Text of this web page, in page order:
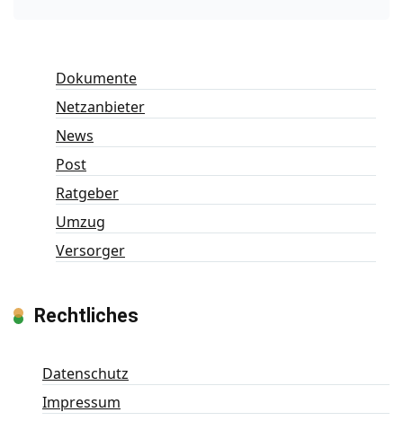
Dokumente
Netzanbieter
News
Post
Ratgeber
Umzug
Versorger
Rechtliches
Datenschutz
Impressum